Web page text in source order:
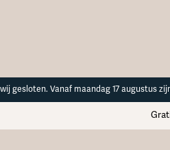
gesloten. Vanaf maandag 17 augustus